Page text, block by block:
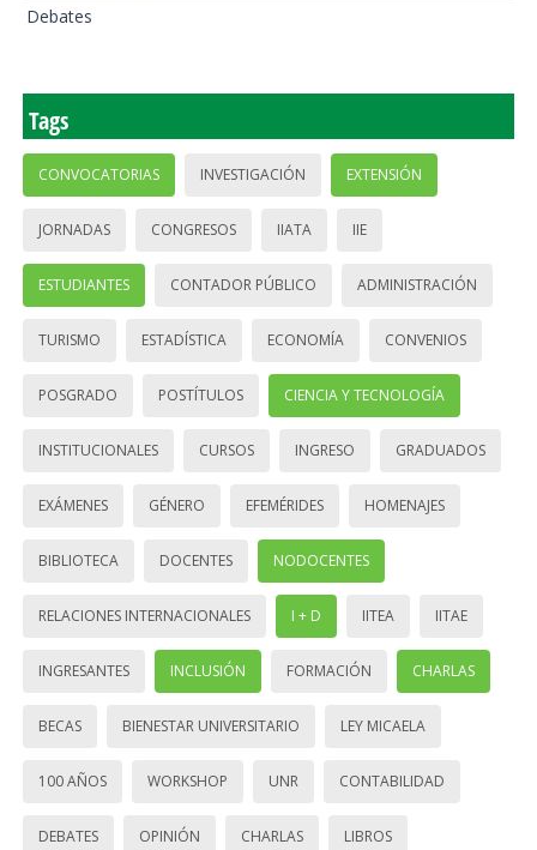
Debates
Tags
CONVOCATORIAS INVESTIGACIÓN EXTENSIÓN
JORNADAS CONGRESOS IIATA IIE
ESTUDIANTES CONTADOR PÚBLICO ADMINISTRACIÓN
TURISMO ESTADÍSTICA ECONOMÍA CONVENIOS
POSGRADO POSTÍTULOS CIENCIA Y TECNOLOGÍA
INSTITUCIONALES CURSOS INGRESO GRADUADOS
EXÁMENES GÉNERO EFEMÉRIDES HOMENAJES
BIBLIOTECA DOCENTES NODOCENTES
RELACIONES INTERNACIONALES I + D IITEA IITAE
INGRESANTES INCLUSIÓN FORMACIÓN CHARLAS
BECAS BIENESTAR UNIVERSITARIO LEY MICAELA
100 AÑOS WORKSHOP UNR CONTABILIDAD
DEBATES OPINIÓN CHARLAS LIBROS